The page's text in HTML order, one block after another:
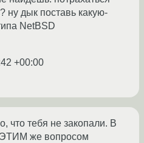
ну дык поставь какую-
NetBSD
+00:00
что тебя не закопали. В
же вопросом